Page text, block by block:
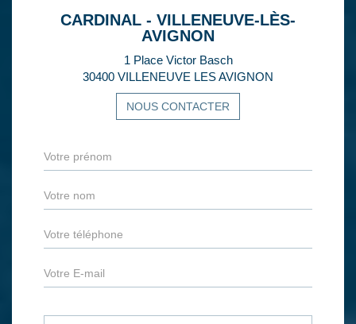
CARDINAL - VILLENEUVE-LÈS-
AVIGNON
1 Place Victor Basch
30400 VILLENEUVE LES AVIGNON
NOUS CONTACTER